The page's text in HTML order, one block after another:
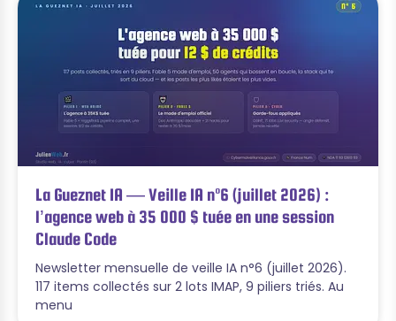
La Gueznet IA — Veille IA n°6 (juillet 2026) :
l’agence web à 35 000 $ tuée en une session
Claude Code
Newsletter mensuelle de veille IA n°6 (juillet 2026).
117 items collectés sur 2 lots IMAP, 9 piliers triés. Au
menu